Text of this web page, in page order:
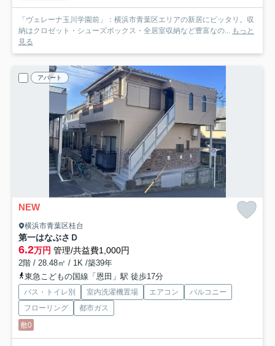
「ヴェレーナ玉川学園前」：横浜市青葉区エリアの新居にピッタリ。収
納はクロゼット・シューズボックス・全居室収納など豊富なの... もっと
見る
アパート
NEW
横浜市青葉区桂台
第一はなぶさ Ｄ
6.2万円 管理/共益費1,000円
2階 / 28.48㎡ / 1K /築39年
東急こどもの国線「恩田」駅 徒歩17分
バス・トイレ別 室内洗濯機置場 エアコン
バルコニー
フローリング
都市ガス
敷0